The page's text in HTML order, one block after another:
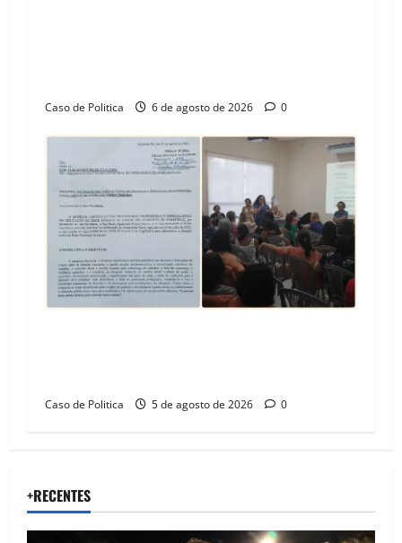
Caso de Politica 6 de agosto de 2026 0
Caso de Politica 5 de agosto de 2026 0
+RECENTES